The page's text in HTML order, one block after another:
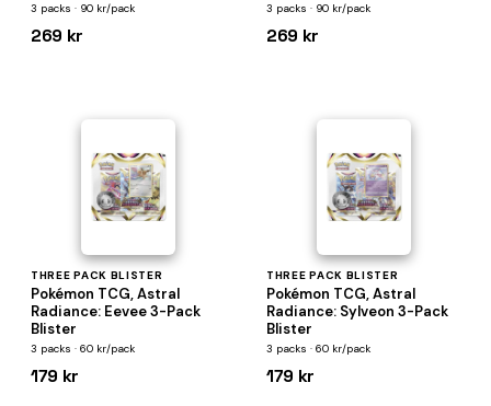
3 packs · 90 kr/pack
269 kr
3 packs · 90 kr/pack
269 kr
THREE PACK BLISTER
Pokémon TCG, Astral
Radiance: Eevee 3-Pack
Blister
3 packs · 60 kr/pack
179 kr
THREE PACK BLISTER
Pokémon TCG, Astral
Radiance: Sylveon 3-Pack
Blister
3 packs · 60 kr/pack
179 kr